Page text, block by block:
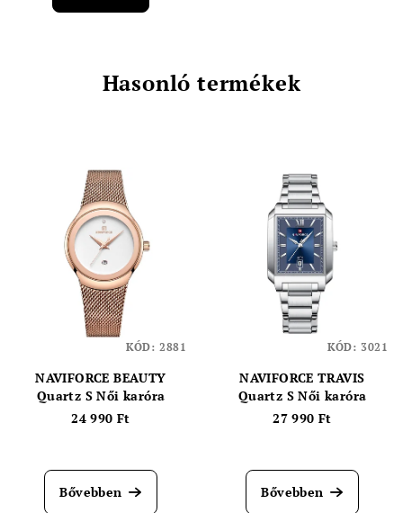
Hasonló termékek
NAVIFORCE BEAUTY
Quartz S Női karóra
24 990 Ft
Bővebben
KÓD: 2881
NAVIFORCE TRAVIS
Quartz S Női karóra
27 990 Ft
Bővebben
KÓD: 3021